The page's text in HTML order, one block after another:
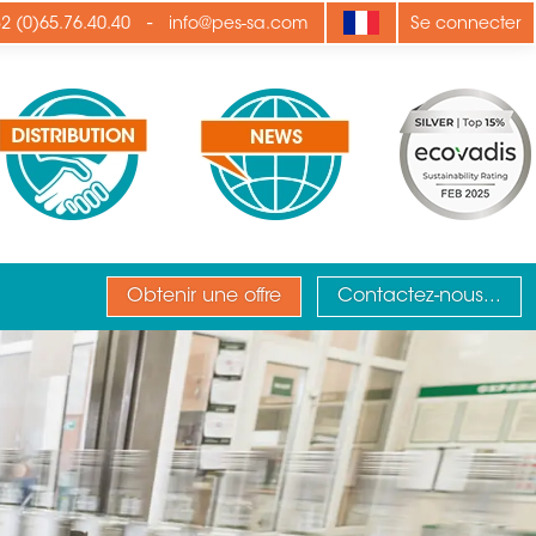
(0)65.76.40.40 - info@pes-sa.com Se connecter
Obtenir une offre Contactez-nous...